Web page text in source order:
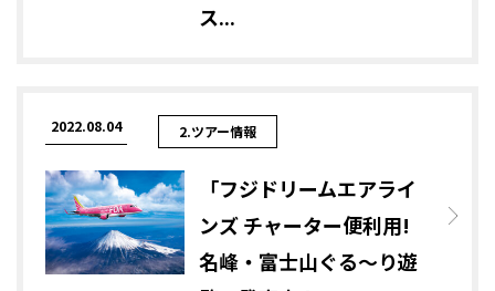
ス...
2022.08.04 2.ツアー情報
「フジドリームエアライ
ンズ チャーター便利用!
名峰・富士山ぐる～り遊